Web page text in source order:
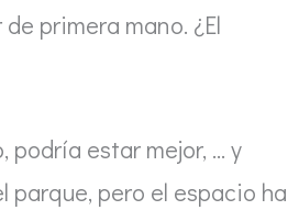
primera mano. ¿El
podría estar mejor, … y
pero el espacio ha